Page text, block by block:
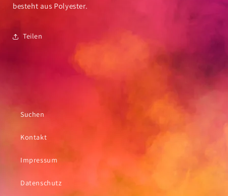
besteht aus Polyester.
Teilen
Suchen
Kontakt
Impressum
Datenschutz